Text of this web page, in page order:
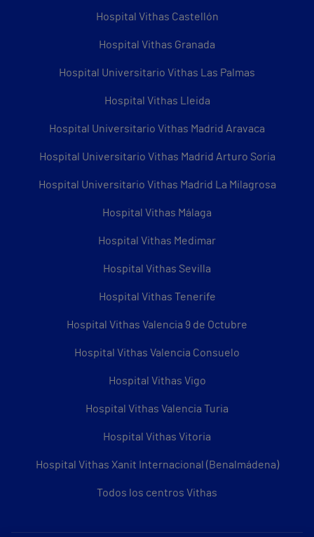
Hospital Vithas Castellón
Hospital Vithas Granada
Hospital Universitario Vithas Las Palmas
Hospital Vithas Lleida
Hospital Universitario Vithas Madrid Aravaca
Hospital Universitario Vithas Madrid Arturo Soria
Hospital Universitario Vithas Madrid La Milagrosa
Hospital Vithas Málaga
Hospital Vithas Medimar
Hospital Vithas Sevilla
Hospital Vithas Tenerife
Hospital Vithas Valencia 9 de Octubre
Hospital Vithas Valencia Consuelo
Hospital Vithas Vigo
Hospital Vithas Valencia Turia
Hospital Vithas Vitoria
Hospital Vithas Xanit Internacional (Benalmádena)
Todos los centros Vithas